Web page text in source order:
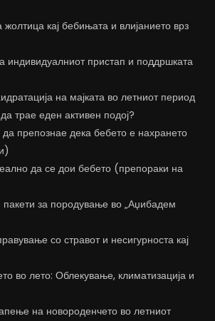
кај бебињата и влијанието врз
индивидуалниот пристап и поддршката
на мајката во летниот период
трае еден активен подој?
да препознае дека бебето е нахрането
да се дои бебето (препораки на
за породување во „Аџибадем
со стравот и несигурноста кај
во лето: Облекување, климатизација и
на новороденчето во летниот